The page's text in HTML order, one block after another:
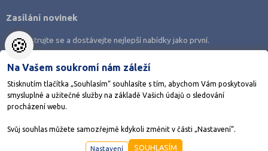
Stáhněte si aplikaci Adresář škol
Zasílání novinek
Zaregistrujte se a dostávejte nejlepší nabídky jako první.
AMOS KamPoMaturite.cz, s.r.o., stránky vytvořilo
🍪
Na Vašem soukromí nám záleží
Stisknutím tlačítka „Souhlasím“ souhlasíte s tím, abychom Vám poskytovali
smysluplné a užitečné služby na základě Vašich údajů o sledování
procházení webu.
Svůj souhlas můžete samozřejmě kdykoli změnit v části „Nastavení“.
Nastavení SOUHLASÍM